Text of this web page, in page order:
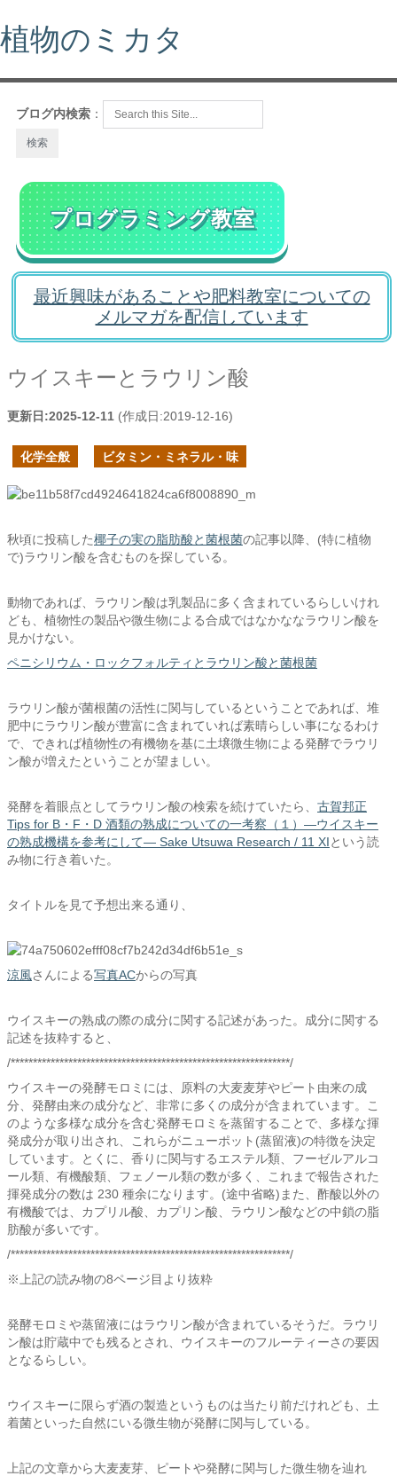
植物のミカタ
ブログ内検索 ：
プログラミング教室
最近興味があることや肥料教室についての
メルマガを配信しています
ウイスキーとラウリン酸
更新日:2025-12-11 (作成日:2019-12-16)
化学全般 ビタミン・ミネラル・味
秋頃に投稿した椰子の実の脂肪酸と菌根菌の記事以降、(特に植物
で)ラウリン酸を含むものを探している。
動物であれば、ラウリン酸は乳製品に多く含まれているらしいけれ
ども、植物性の製品や微生物による合成ではなかななラウリン酸を
見かけない。
ペニシリウム・ロックフォルティとラウリン酸と菌根菌
ラウリン酸が菌根菌の活性に関与しているということであれば、堆
肥中にラウリン酸が豊富に含まれていれば素晴らしい事になるわけ
で、できれば植物性の有機物を基に土壌微生物による発酵でラウリ
ン酸が増えたということが望ましい。
発酵を着眼点としてラウリン酸の検索を続けていたら、 古賀邦正
Tips for B・F・D 酒類の熟成についての一考察（１）―ウイスキー
の熟成機構を参考にして― Sake Utsuwa Research / 11 XIという読
み物に行き着いた。
タイトルを見て予想出来る通り、
涼風さんによる写真ACからの写真
ウイスキーの熟成の際の成分に関する記述があった。成分に関する
記述を抜粋すると、
/***************************************************************/
ウイスキーの発酵モロミには、原料の大麦麦芽やピート由来の成
分、発酵由来の成分など、非常に多くの成分が含まれています。こ
のような多様な成分を含む発酵モロミを蒸留することで、多様な揮
発成分が取り出され、これらがニューポット(蒸留液)の特徴を決定
しています。とくに、香りに関与するエステル類、フーゼルアルコ
ール類、有機酸類、フェノール類の数が多く、これまで報告された
揮発成分の数は 230 種余になります。(途中省略)また、酢酸以外の
有機酸では、カプリル酸、カプリン酸、ラウリン酸などの中鎖の脂
肪酸が多いです。
/***************************************************************/
※上記の読み物の8ページ目より抜粋
発酵モロミや蒸留液にはラウリン酸が含まれているそうだ。ラウリ
ン酸は貯蔵中でも残るとされ、ウイスキーのフルーティーさの要因
となるらしい。
ウイスキーに限らず酒の製造というものは当たり前だけれども、土
着菌といった自然にいる微生物が発酵に関与している。
上記の文章から大麦麦芽、ピートや発酵に関与した微生物を辿れ